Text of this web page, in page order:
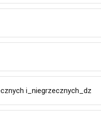
i_niegrzecznych_dz